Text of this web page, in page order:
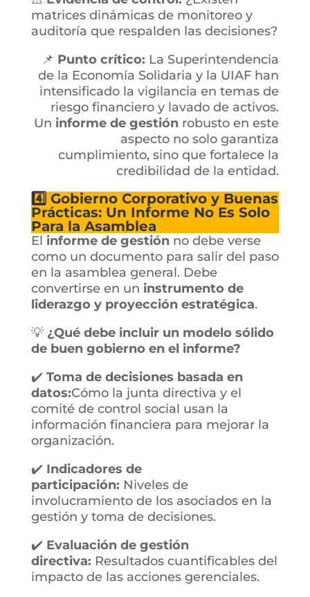
matrices dinámicas de monitoreo y
auditoría que respalden las decisiones?
📌 Punto crítico: La Superintendencia
de la Economía Solidaria y la UIAF han
intensificado la vigilancia en temas de
riesgo financiero y lavado de activos.
Un informe de gestión robusto en este
aspecto no solo garantiza
cumplimiento, sino que fortalece la
credibilidad de la entidad.
4️⃣ Gobierno Corporativo y Buenas
Prácticas: Un Informe No Es Solo
Para la Asamblea
El informe de gestiónno debe verse
como un documento para salir del paso
en la asamblea general. Debe
convertirse en un instrumento de
liderazgo y proyección estratégica.
💡 ¿Qué debe incluir un modelo sólido
de buen gobierno en el informe?
✔️ Toma de decisiones basada en
datos:Cómo la junta directiva y el
comité de control social usan la
información financiera para mejorar la
organización.
✔️ Indicadores de
participación: Niveles de
involucramiento de los asociados en la
gestión y toma de decisiones.
✔️ Evaluación de gestión
directiva: Resultados cuantificables del
impacto de las acciones gerenciales.